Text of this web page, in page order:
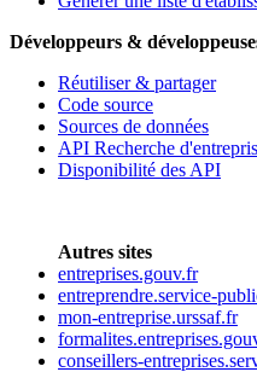
Développeurs &
Réutiliser & partager
Code source
Sources de données
API Recherche
Disponibilité des API
Autres sites
entreprises.gouv.fr
entreprendre.service-
mon-entreprise.urssaf.fr
conseillers-